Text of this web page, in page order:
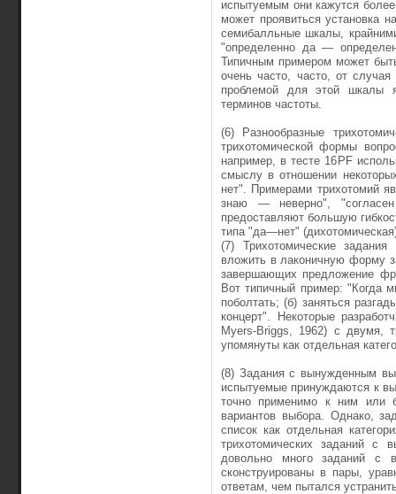
испытуе­мым они кажутся
может проявиться установка
семибалльные шкалы,
"определенно да —
Типич­ным примером может
очень часто, часто, от
проблемой для этой шкалы
терминов частоты.
(6) Разнообразные
трихотомической формы
например, в тесте 16PF
смыслу в отношении
нет". Примерами трихотомий
знаю — неверно",
предоставляют большую
типа "да—нет"
(7) Трихотомические
вложить в лаконичную форму
завершающих предложение
Вот типичный пример: "Когда
побол­тать; (б) заняться
концерт". Некоторые
Myers-Briggs, 1962) с двумя,
упомянуты как отдельная
(8) Задания с вынужденным
испытуемые принуждаются к
точно применимо к ним или
вариантов выбора. Однако,
список как отдельная
трихотомических заданий с
довольно много заданий с
сконструированы в пары,
ответам, чем пытался